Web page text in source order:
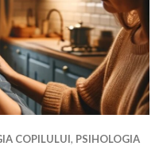
COPILULUI, PSIHOLOGIA